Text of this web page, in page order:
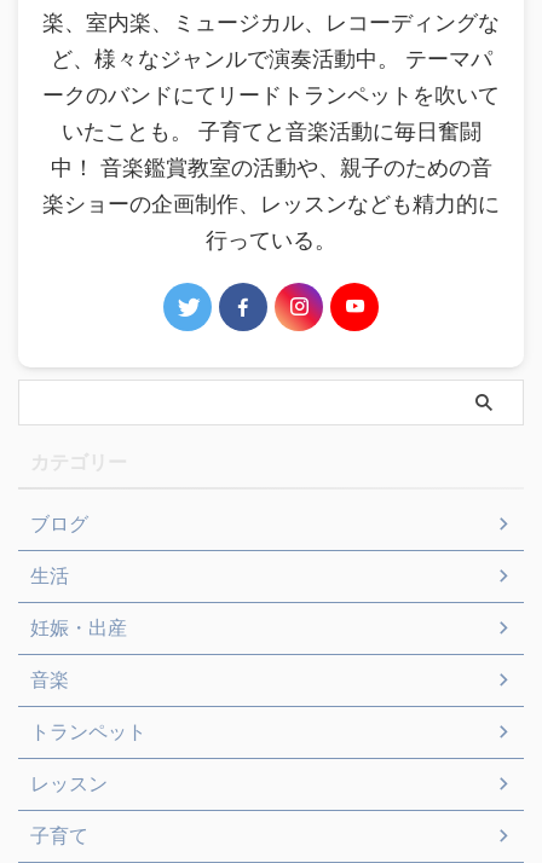
楽、室内楽、ミュージカル、レコーディングな
ど、様々なジャンルで演奏活動中。 テーマパ
ークのバンドにてリードトランペットを吹いて
いたことも。 子育てと音楽活動に毎日奮闘
中！ 音楽鑑賞教室の活動や、親子のための音
楽ショーの企画制作、レッスンなども精力的に
行っている。
ブログ
生活
妊娠・出産
音楽
トランペット
レッスン
子育て